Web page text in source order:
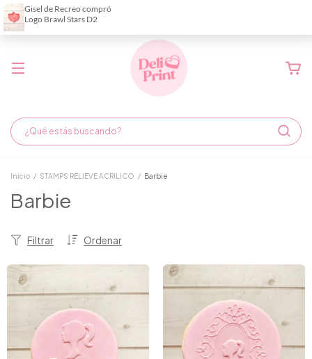
Demora de fabricación hasta 6 días hábiles
Inicio / STAMPS RELIEVE ACRILICO / Barbie
Barbie
Ordenar
Filtrar